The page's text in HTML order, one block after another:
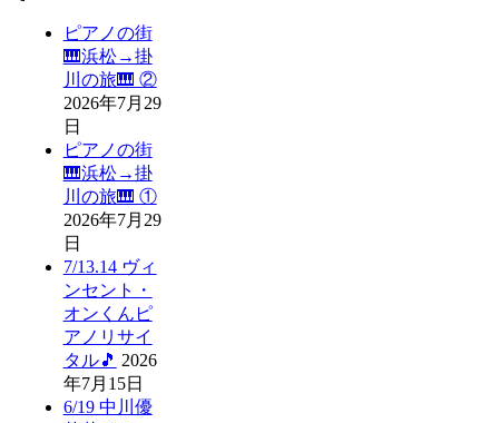
ピアノの街
🎹浜松→掛
川の旅🎹 ②
2026年7月29
日
ピアノの街
🎹浜松→掛
川の旅🎹 ①
2026年7月29
日
7/13.14 ヴィ
ンセント・
オンくんピ
アノリサイ
タル🎵 2026
年7月15日
6/19 中川優